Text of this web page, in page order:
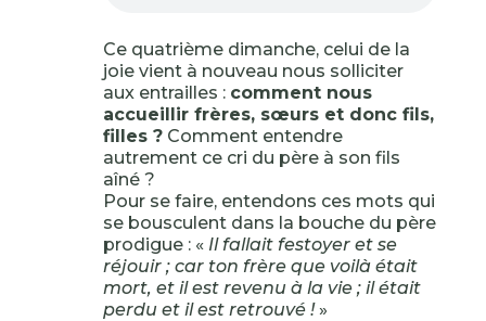
Ce quatrième dimanche, celui de la
joie vient à nouveau nous solliciter
aux entrailles : comment nous
accueillir frères, sœurs et donc fils,
filles ?Comment entendre
autrement ce cri du père à son fils
aîné ?
Pour se faire, entendons ces mots qui
se bousculent dans la bouche du père
prodigue : « Il fallait festoyer et se
réjouir ; car ton frère que voilà était
mort, et il est revenu à la vie ; il était
perdu et il est retrouvé !»